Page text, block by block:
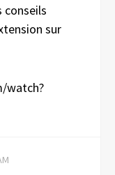
conseils
sur
watch?